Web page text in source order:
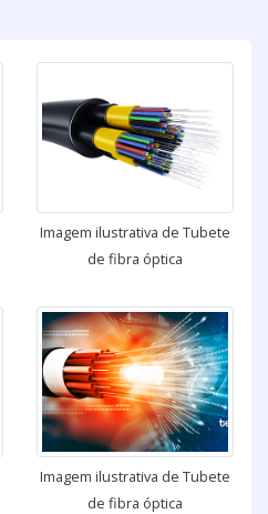
Imagem ilustrativa de Tubete
de fibra óptica
Imagem ilustrativa de Tubete
de fibra óptica